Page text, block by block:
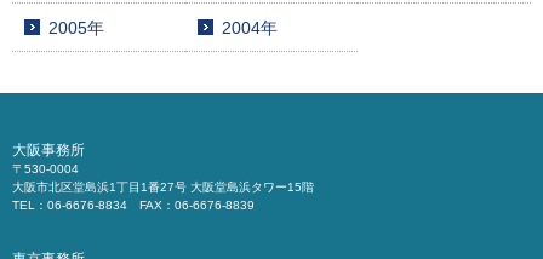
2005年 2004年
大阪事務所
〒530-0004
大阪市北区堂島浜1丁目1番27号 大阪堂島浜タワー15階
TEL：06-6676-8834 FAX：06-6676-8839